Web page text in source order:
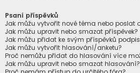
Psaní příspěvků
Jak můžu vytvořit nové téma nebo poslat
Jak můžu upravit nebo smazat příspěvek?
Jak můžu přidat ke svým příspěvků
Jak můžu vytvořit hlasování/anketu?
Proč nemůžu přidat do hlasování více
Jak můžu upravit nebo smazat hlasování?